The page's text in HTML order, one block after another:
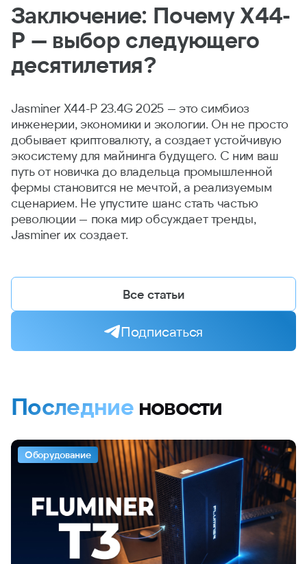
Заключение: Почему X44-
P — выбор следующего
десятилетия?
Jasminer X44-P 23.4G 2025 — это симбиоз
инженерии, экономики и экологии. Он не просто
добывает криптовалюту, а создает устойчивую
экосистему для майнинга будущего. С ним ваш
путь от новичка до владельца промышленной
фермы становится не мечтой, а реализуемым
сценарием. Не упустите шанс стать частью
революции — пока мир обсуждает тренды,
Jasminer их создает.
Все статьи
Подписаться
Последниеновости
Оборудование